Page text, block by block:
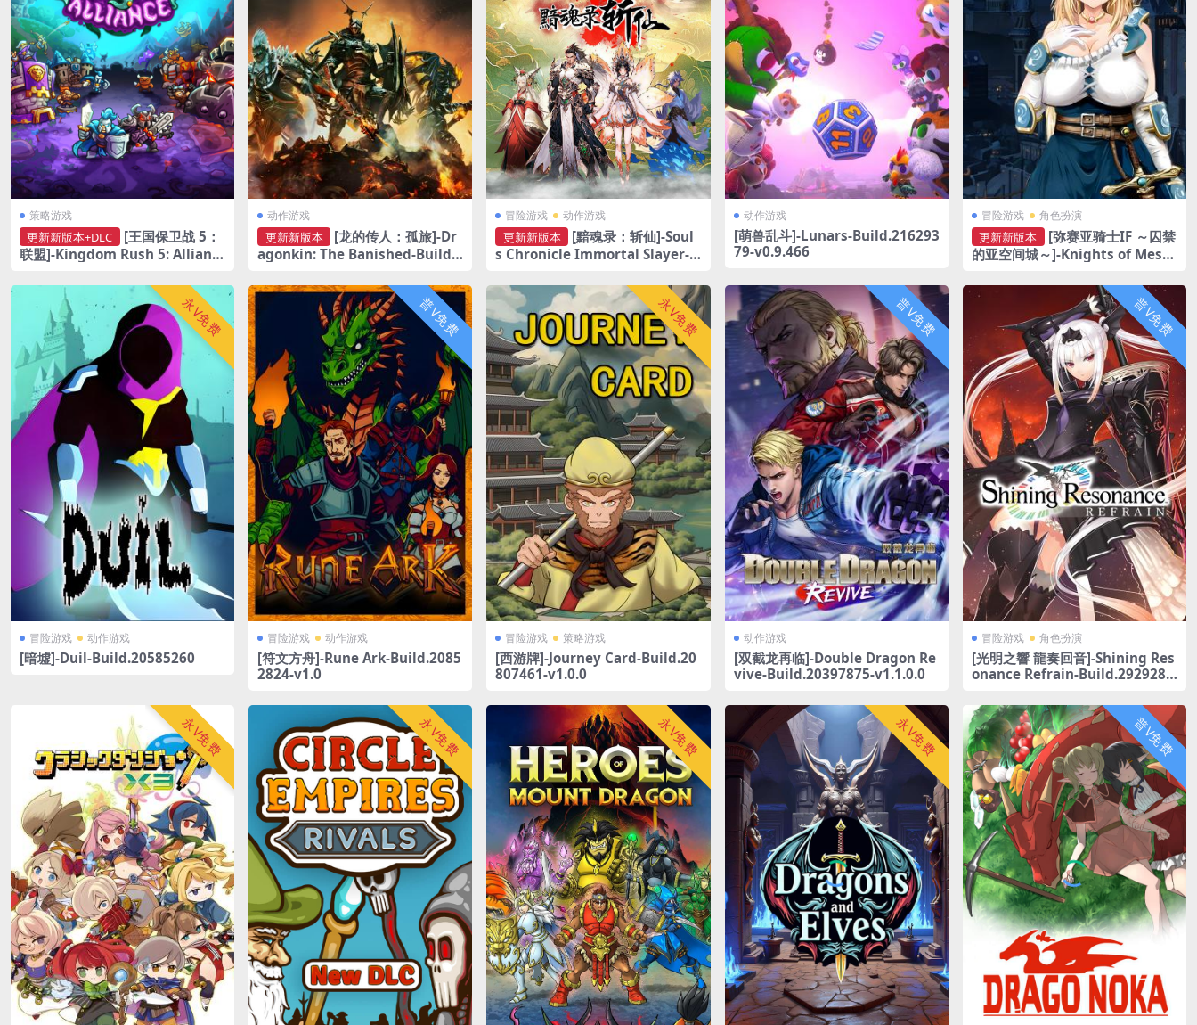
策略游戏
更新新版本+DLC
[王国保卫战 5：
联盟]-Kingdom Rush 5: Allianc
动作游戏
更新新版本
[龙的传人：孤旅]-Dr
agonkin: The Banished-Build.2
冒险游戏 动作游戏
更新新版本
[黯魂录：斩仙]-Soul
s Chronicle Immortal Slayer-B
动作游戏
[萌兽乱斗]-Lunars-Build.216293
79-v0.9.466
冒险游戏 角色扮演
更新新版本
[弥赛亚骑士IF ～囚禁
的亚空间城～]-Knights of Messi
imension-Build.20838927
永V免费
冒险游戏 动作游戏
[暗墟]-Duil-Build.20585260
普V免费
冒险游戏 动作游戏
[符文方舟]-Rune Ark-Build.2085
2824-v1.0
永V免费
冒险游戏 策略游戏
[西游牌]-Journey Card-Build.20
807461-v1.0.0
普V免费
动作游戏
[双截龙再临]-Double Dragon Re
vive-Build.20397875-v1.1.0.0
普V免费
冒险游戏 角色扮演
[光明之響 龍奏回音]-Shining Res
onance Refrain-Build.2929280
永V免费 永V免费 永V免费 永V免费 普V免费